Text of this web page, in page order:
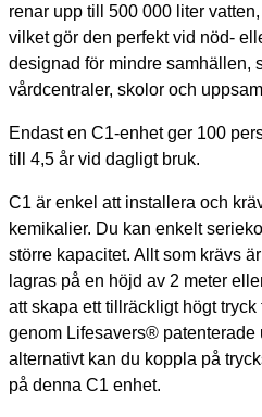
renar upp till 500 000 liter
vilket gör den perfekt vid nöd-
designad för mindre samhällen,
vårdcentraler, skolor och
Endast en C1-enhet ger 100
till 4,5 år vid dagligt bruk.
C1 är enkel att installera och
kemikalier. Du kan enkelt
större kapacitet. Allt som krävs
lagras på en höjd av 2 meter
att skapa ett tillräckligt högt
genom Lifesavers® patenterade
alternativt kan du koppla på
på denna C1 enhet.